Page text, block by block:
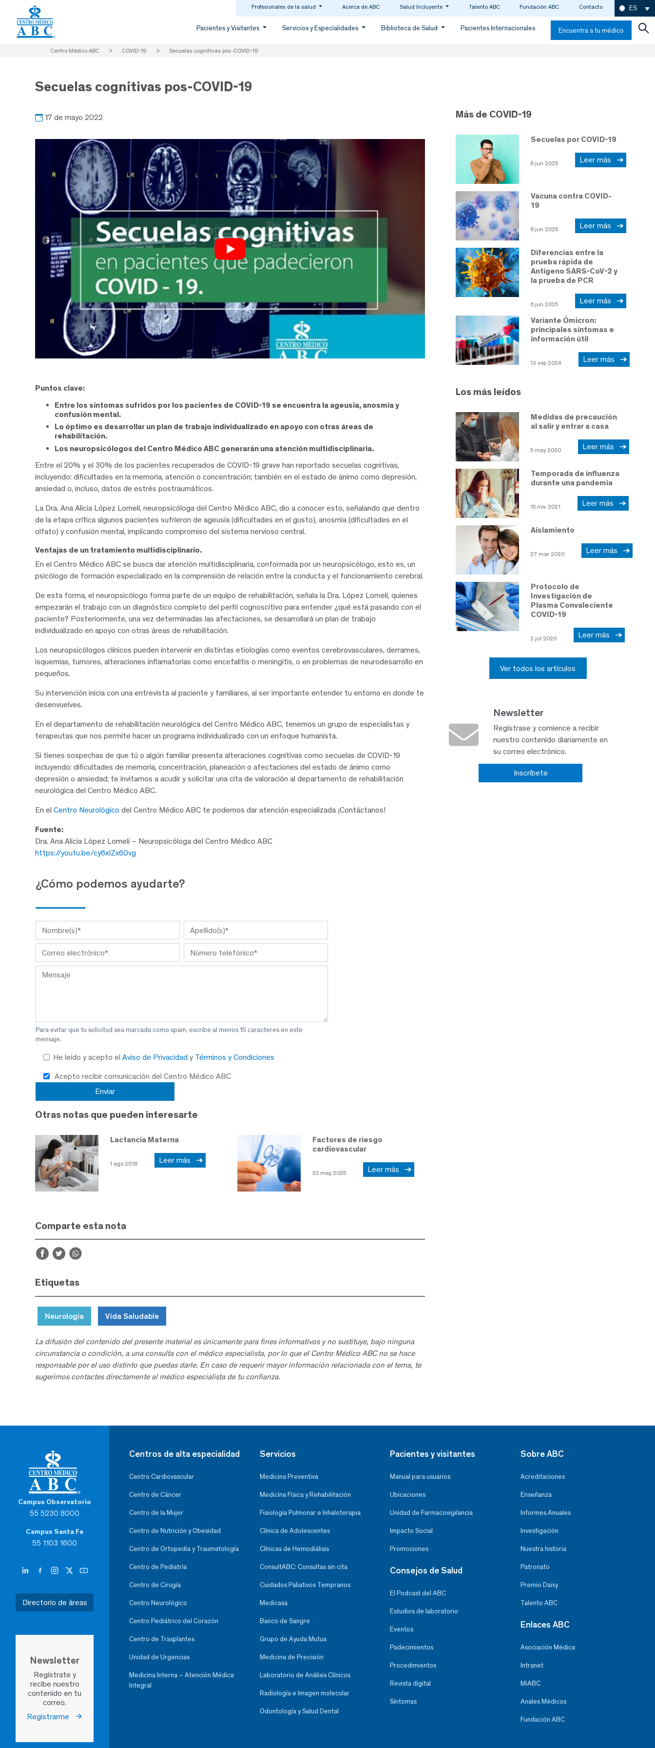
Profesionales de la salud Acerca de ABC Salud Incluyente Talento ABC Fundación ABC Contacto ES
Pacientes y Visitantes Servicios y Especialidades Biblioteca de Salud Pacientes Internacionales Encuentra a tu médico
Centro Médico ABC > COVID-19 > Secuelas cognitivas pos-COVID-19
Secuelas cognitivas pos-COVID-19
17 de mayo 2022
Puntos clave:
Entre los síntomas sufridos por los pacientes de COVID-19 se encuentra la ageusia, anosmia y
confusión mental.
Lo óptimo es desarrollar un plan de trabajo individualizado en apoyo con otras áreas de
rehabilitación.
Los neuropsicólogos del Centro Médico ABC generarán una atención multidisciplinaria.
Entre el 20% y el 30% de los pacientes recuperados de COVID-19 grave han reportado secuelas cognitivas,
incluyendo: dificultades en la memoria, atención o concentración; también en el estado de ánimo como depresión,
ansiedad o, incluso, datos de estrés postraumáticos.
La Dra. Ana Alicia López Lomelí, neuropsicóloga del Centro Médico ABC, dio a conocer esto, señalando que dentro
de la etapa crítica algunos pacientes sufrieron de ageusia (dificultades en el gusto), anosmia (dificultades en el
olfato) y confusión mental, implicando compromiso del sistema nervioso central.
Ventajas de un tratamiento multidisciplinario.
En el Centro Médico ABC se busca dar atención multidisciplinaria, conformada por un neuropsicólogo, esto es, un
psicólogo de formación especializado en la comprensión de relación entre la conducta y el funcionamiento cerebral.
De esta forma, el neuropsicólogo forma parte de un equipo de rehabilitación, señala la Dra. López Lomelí, quienes
empezarán el trabajo con un diagnóstico completo del perfil cognoscitivo para entender ¿qué está pasando con el
paciente? Posteriormente, una vez determinadas las afectaciones, se desarrollará un plan de trabajo
individualizado en apoyo con otras áreas de rehabilitación.
Los neuropsicólogos clínicos pueden intervenir en distintas etiologías como eventos cerebrovasculares, derrames,
isquemias, tumores, alteraciones inflamatorias como encefalitis o meningitis, o en problemas de neurodesarrollo en
pequeños.
Su intervención inicia con una entrevista al paciente y familiares, al ser importante entender tu entorno en donde te
desenvuelves.
En el departamento de rehabilitación neurológica del Centro Médico ABC, tenemos un grupo de especialistas y
terapeutas que nos permite hacer un programa individualizado con un enfoque humanista.
Si tienes sospechas de que tú o algún familiar presenta alteraciones cognitivas como secuelas de COVID-19
incluyendo: dificultades de memoria, concentración, planeación o afectaciones del estado de ánimo como
depresión o ansiedad; te invitamos a acudir y solicitar una cita de valoración al departamento de rehabilitación
neurológica del Centro Médico ABC.
En el Centro Neurológico del Centro Médico ABC te podemos dar atención especializada ¡Contáctanos!
Fuente:
Dra. Ana Alicia López Lomelí – Neuropsicóloga del Centro Médico ABC
https://youtu.be/cy6xIZx60vg
¿Cómo podemos ayudarte?
Para evitar que tu solicitud sea marcada como spam, escribe al menos 15 caracteres en este
mensaje.
He leído y acepto el Aviso de Privacidad y Términos y Condiciones
Acepto recibir comunicación del Centro Médico ABC
Otras notas que pueden interesarte
Lactancia Materna
1 ago 2018 Leer más
Factores de riesgo
cardiovascular
30 may 2025 Leer más
Comparte esta nota
Etiquetas
Neurología Vida Saludable
La difusión del contenido del presente material es únicamente para fines informativos y no sustituye, bajo ninguna
circunstancia o condición, a una consulta con el médico especialista, por lo que el Centro Médico ABC no se hace
responsable por el uso distinto que puedas darle. En caso de requerir mayor información relacionada con el tema, te
sugerimos contactes directamente al médico especialista de tu confianza.
Más de COVID-19
Secuelas por COVID-19
6 jun 2025 Leer más
Vacuna contra COVID-
19
6 jun 2025 Leer más
Diferencias entre la
prueba rápida de
Antígeno SARS-CoV-2 y
la prueba de PCR
6 jun 2025 Leer más
Variante Ómicron:
principales síntomas e
información útil
13 sep 2024 Leer más
Los más leídos
Medidas de precaución
al salir y entrar a casa
5 may 2020 Leer más
Temporada de influenza
durante una pandemia
15 nov 2021 Leer más
Aislamiento
27 mar 2020 Leer más
Protocolo de
Investigación de
Plasma Convaleciente
COVID-19
2 jul 2020 Leer más
Ver todos los artículos
Newsletter
Regístrase y comience a recibir
nuestro contenido diariamente en
su correo electrónico.
Inscríbete
Campus Observatorio
55 5230 8000
Campus Santa Fe
55 1103 1600
Directorio de áreas
Newsletter
Regístrate y
recibe nuestro
contenido en tu
correo.
Registrarme
Centros de alta especialidad
Centro Cardiovascular
Centro de Cáncer
Centro de la Mujer
Centro de Nutrición y Obesidad
Centro de Ortopedia y Traumatología
Centro de Pediatría
Centro de Cirugía
Centro Neurológico
Centro Pediátrico del Corazón
Centro de Trasplantes
Unidad de Urgencias
Medicina Interna – Atención Médica
Integral
Servicios
Medicina Preventiva
Medicina Física y Rehabilitación
Fisiología Pulmonar e Inhaloterapia
Clínica de Adolescentes
Clínicas de Hemodiálisis
ConsultABC: Consultas sin cita
Cuidados Paliativos Tempranos
Medicasa
Banco de Sangre
Grupo de Ayuda Mutua
Medicina de Precisión
Laboratorio de Análisis Clínicos
Radiología e Imagen molecular
Odontología y Salud Dental
Pacientes y visitantes
Manual para usuarios
Ubicaciones
Unidad de Farmacovigilancia
Impacto Social
Promociones
Consejos de Salud
El Podcast del ABC
Estudios de laboratorio
Eventos
Padecimientos
Procedimientos
Revista digital
Síntomas
Sobre ABC
Acreditaciones
Enseñanza
Informes Anuales
Investigación
Nuestra historia
Patronato
Premio Daisy
Talento ABC
Enlaces ABC
Asociación Médica
Intranet
MiABC
Anales Médicos
Fundación ABC